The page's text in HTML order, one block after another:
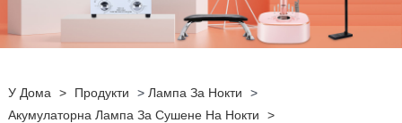
У Дома > Продукти > Лампа За Нокти
>
Акумулаторна Лампа За Сушене На Нокти
>